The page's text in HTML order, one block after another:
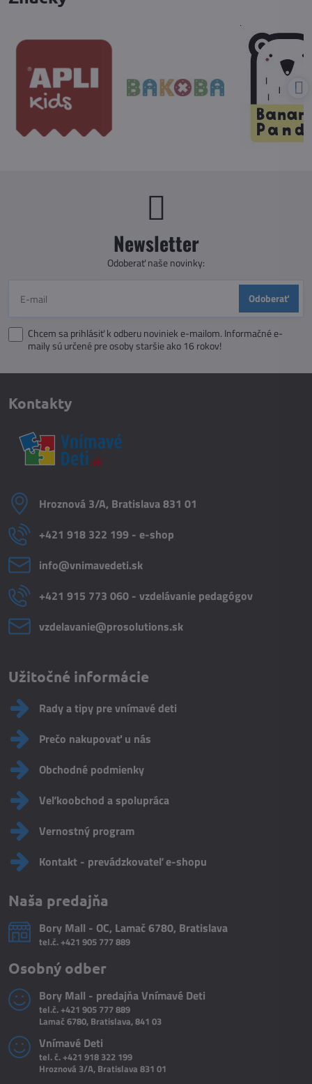
Newsletter
Odoberať naše novinky:
Odoberať
Chcem sa prihlásiť k odberu noviniek e-mailom. Informačné e-
maily sú určené pre osoby staršie ako 16 rokov!
Kontakty
Hroznová 3/A, Bratislava 831 01
+421 918 322 199 - e-shop
info​@vnimavedeti​.sk
+421 915 773 060 - vzdelávanie pedagógov
vzdelavanie​@prosolutions​.sk
Užitočné informácie
Rady a tipy pre vnímavé deti
Prečo nakupovať u nás
Obchodné podmienky
Veľkoobchod a spolupráca
Vernostný program
Kontakt - prevádzkovateľ e-shopu
Naša predajňa
Bory Mall - OC, Lamač 6780, Bratislava
tel.č.+421 905 777 889
Osobný odber
Bory Mall - predajňa Vnímavé Deti
tel.č.+421 905 777 889
Lamač 6780, Bratislava, 841 03
Vnímavé Deti
tel. č.+421 918 322 199
Hroznová 3/A, Bratislava 831 01